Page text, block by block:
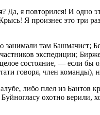
я повторился! И одно
Я произнес это три
занимали там
экспедиции;
состояние, — если
говоря, член
либо плел из
охотно верили,